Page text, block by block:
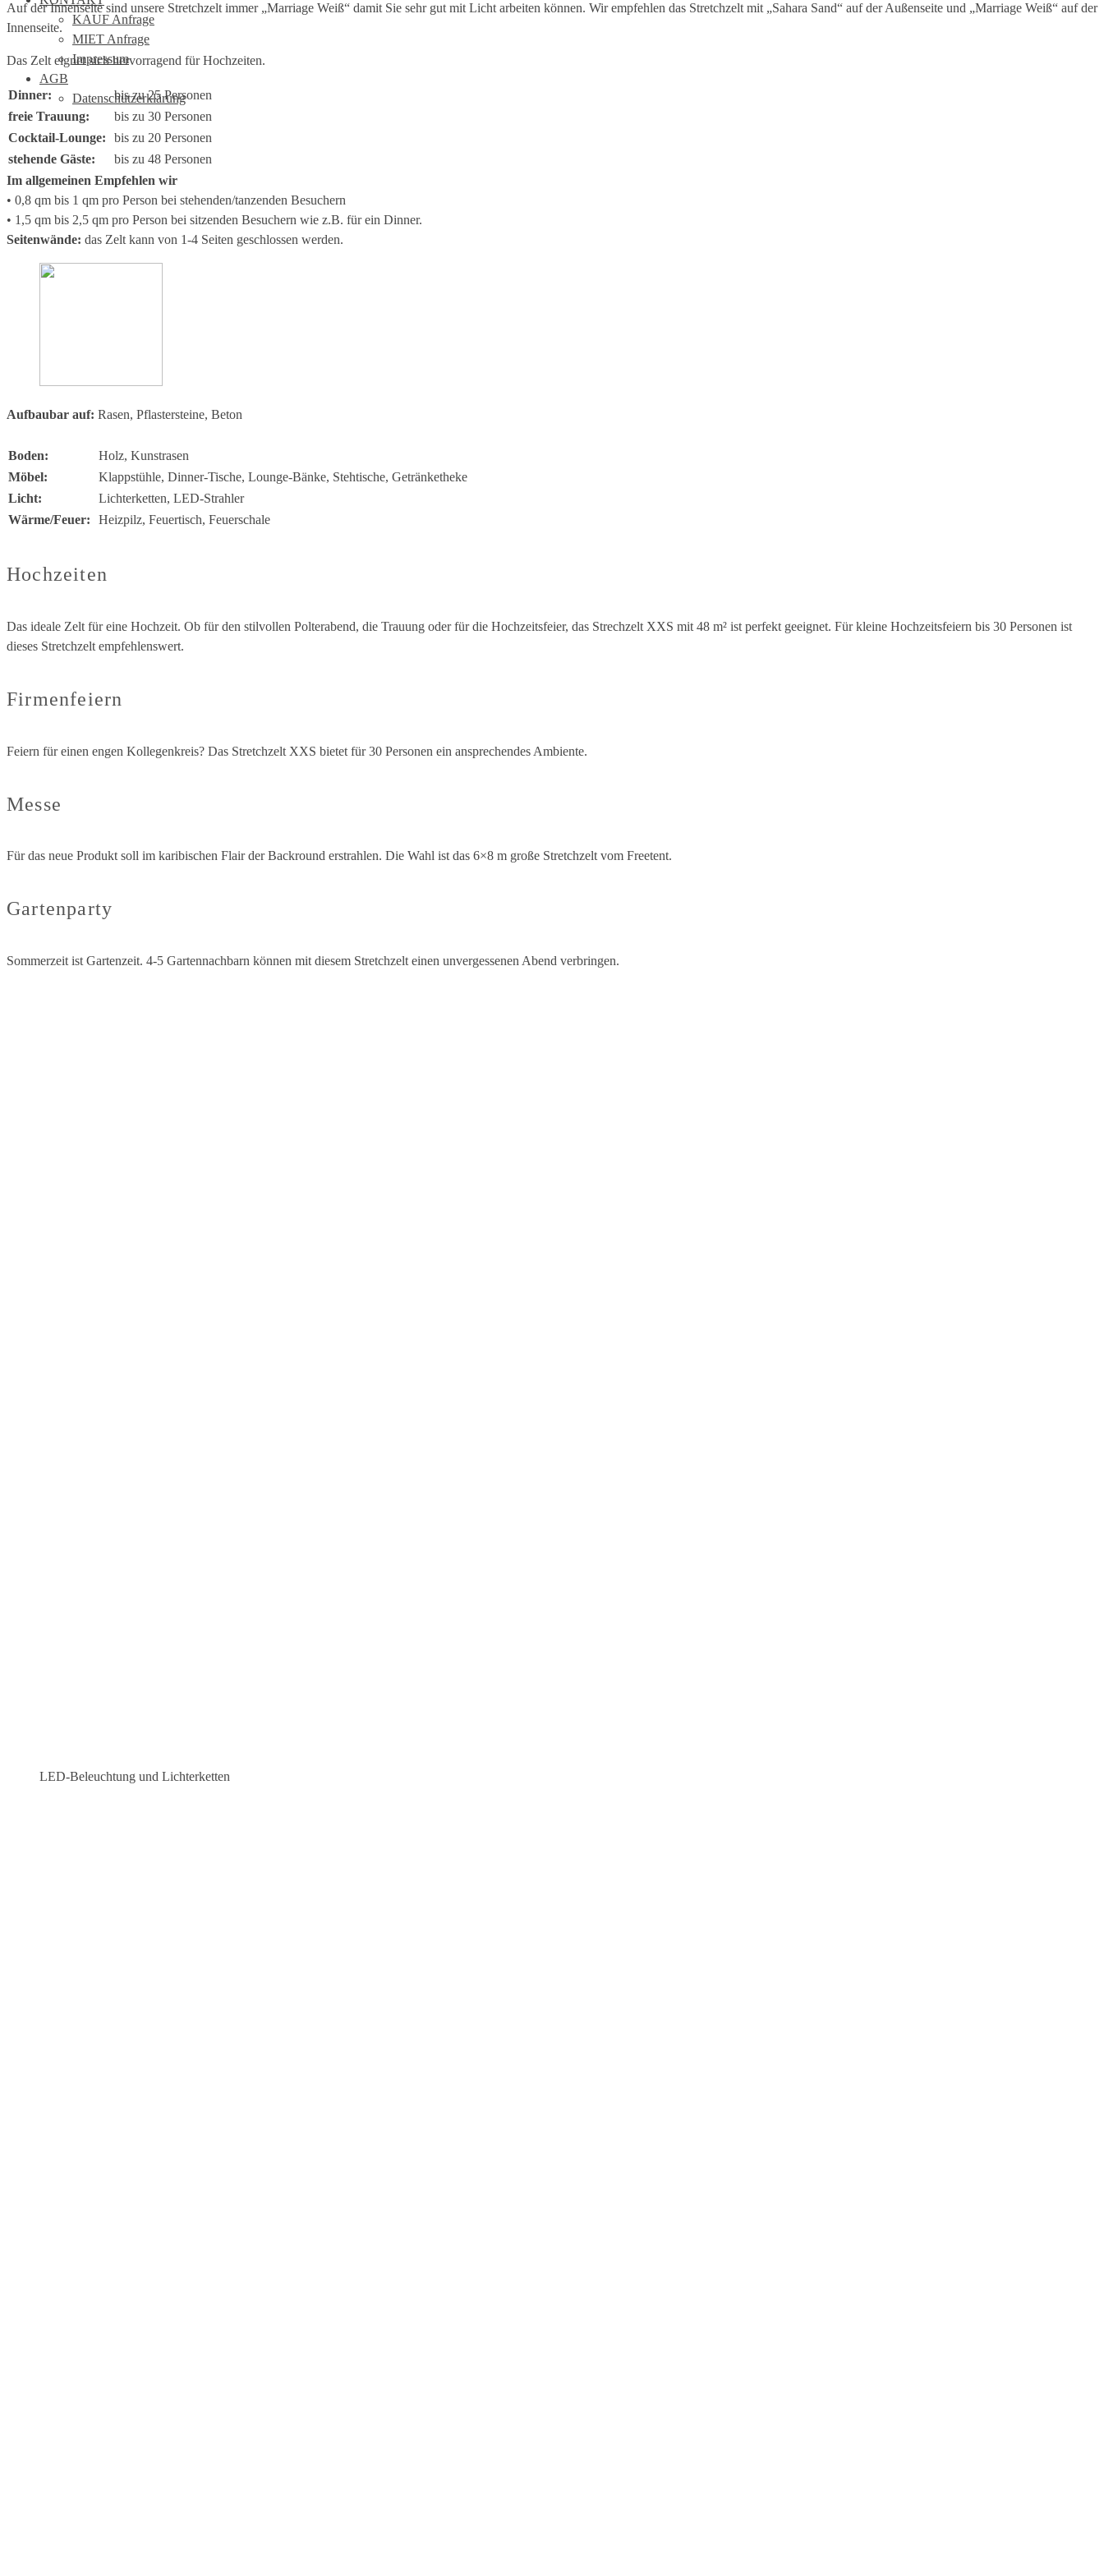
KAUF Anfrage
MIET Anfrage
Impressum
AGB
Datenschutzerklärung
Auf der Innenseite sind unsere Stretchzelt immer „Marriage Weiß“ damit Sie sehr gut mit Licht arbeiten können. Wir empfehlen das Stretchzelt mit „Sahara Sand“ auf der Außenseite und „Marriage Weiß“ auf der
Innenseite.
Das Zelt eignet sich hervorragend für Hochzeiten.
Dinner:
bis zu 25 Personen
freie Trauung:
bis zu 30 Personen
Cocktail-Lounge:
bis zu 20 Personen
stehende Gäste:
bis zu 48 Personen
Im allgemeinen Empfehlen wir
• 0,8 qm bis 1 qm pro Person bei stehenden/tanzenden Besuchern
• 1,5 qm bis 2,5 qm pro Person bei sitzenden Besuchern wie z.B. für ein Dinner.
Seitenwände: das Zelt kann von 1-4 Seiten geschlossen werden.
Aufbaubar auf: Rasen, Pflastersteine, Beton
Boden:
Holz, Kunstrasen
Möbel:
Klappstühle, Dinner-Tische, Lounge-Bänke, Stehtische, Getränketheke
Licht:
Lichterketten, LED-Strahler
Wärme/Feuer:
Heizpilz, Feuertisch, Feuerschale
Hochzeiten
Das ideale Zelt für eine Hochzeit. Ob für den stilvollen Polterabend, die Trauung oder für die Hochzeitsfeier, das Strechzelt XXS mit 48 m² ist perfekt geeignet. Für kleine Hochzeitsfeiern bis 30 Personen ist
dieses Stretchzelt empfehlenswert.
Firmenfeiern
Feiern für einen engen Kollegenkreis? Das Stretchzelt XXS bietet für 30 Personen ein ansprechendes Ambiente.
Messe
Für das neue Produkt soll im karibischen Flair der Backround erstrahlen. Die Wahl ist das 6×8 m große Stretchzelt vom Freetent.
Gartenparty
Sommerzeit ist Gartenzeit. 4-5 Gartennachbarn können mit diesem Stretchzelt einen unvergessenen Abend verbringen.
LED-Beleuchtung und Lichterketten